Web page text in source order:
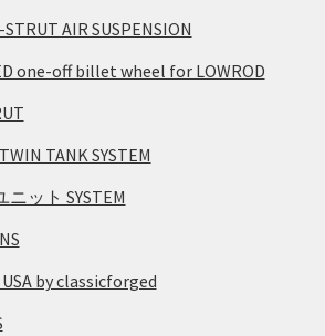
AIR SUSPENSION
one-off billet wheel for LOWROD
TANK SYSTEM
ット SYSTEM
USA by classicforged